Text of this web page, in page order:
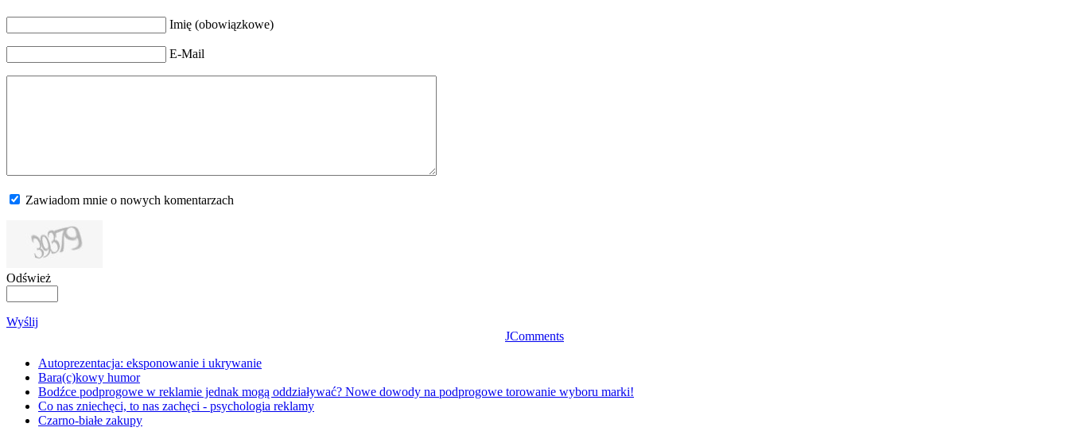
Imię (obowiązkowe)
E-Mail
Zawiadom mnie o nowych komentarzach
Odśwież
Wyślij
JComments
Autoprezentacja: eksponowanie i ukrywanie
Bara(c)kowy humor
Bodźce podprogowe w reklamie jednak mogą oddziaływać? Nowe dowody na podprogowe torowanie wyboru marki!
Co nas zniechęci, to nas zachęci - psychologia reklamy
Czarno-białe zakupy